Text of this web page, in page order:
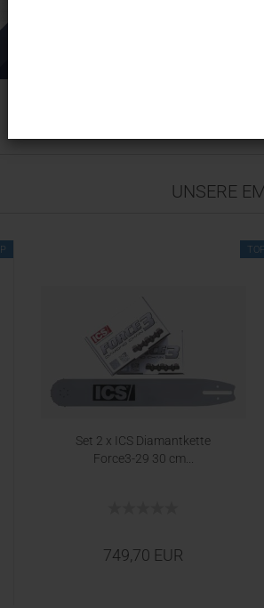
UNSERE
TOP
Set 2 x ICS Diamantkette
Force3-29 30 cm...
749,70 EUR